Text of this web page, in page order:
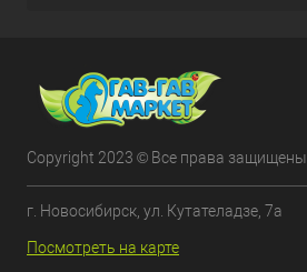
Copyright 2023 © Все права защищены.
г. Новосибирск, ул. Кутателадзе, 7а
Посмотреть на карте